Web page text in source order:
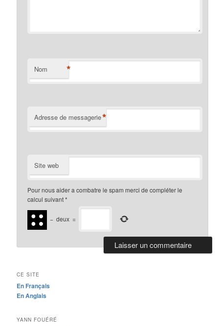
Nom *
Adresse de messagerie*
Site web
Pour nous aider a combatre le spam merci de compléter le
calcul suivant*
− deux =
CE SITE
En Français
En Anglais
YANN FOUÉRÉ